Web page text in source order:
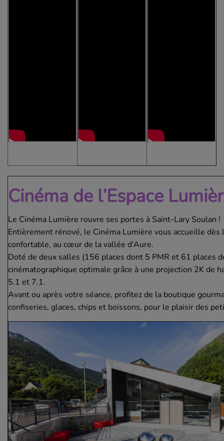
Cinéma de l’Espace
Le Cinéma Lumière rouvre ses portes à Saint-Lary Soulan !
Entièrement rénové, le Cinéma Lumière vous accueille
confortable, au cœur de la vallée d’Aure.
Doté de deux salles (156 places dont 5 PMR et 61 places
cinématographique optimale grâce à une projection 2K de
5.1 et 7.1.
Avant ou après votre séance, profitez de la boutique
confiseries, glaces, chips et boissons, pour le plaisir des